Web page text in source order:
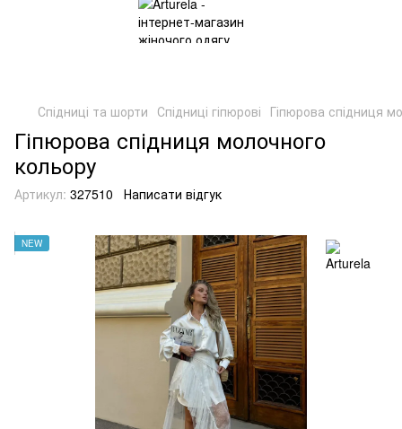
Спідниці та шорти Спідниці гіпюрові Гіпюрова спідниця
Гіпюрова спідниця молочного
кольору
Артикул: 327510 Написати відгук
NEW